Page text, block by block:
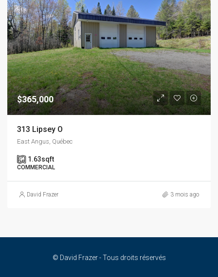
$365,000
313 Lipsey O
East Angus, Québec
1.63sqft
COMMERCIAL
David Frazer 3 mois ago
© David Frazer - Tous droits réservés